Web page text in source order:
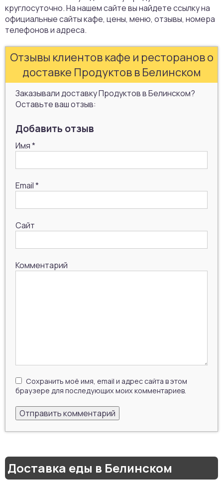
круглосуточно. На нашем сайте вы найдете ссылку на
официальные сайты кафе, цены, меню, отзывы, номера
телефонов и адреса.
Отзывы клиентов кафе и ресторанов о
доставке Продуктов в Белинском
Заказывали доставку Продуктов в Белинском?
Оставьте ваш отзыв:
Добавить отзыв
Имя*
Email*
Сайт
Комментарий
Сохранить моё имя, email и адрес сайта в этом
браузере для последующих моих комментариев.
Доставка еды в Белинском